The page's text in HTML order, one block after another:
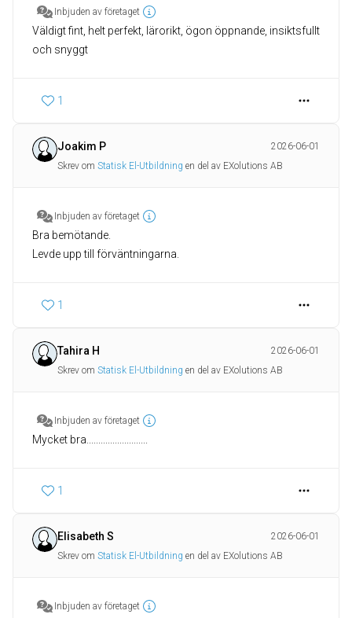
Inbjuden av företaget
Väldigt fint, helt perfekt, lärorikt, ögon öppnande, insiktsfullt
och snyggt
1
Joakim P
2026-06-01
Skrev om Statisk El-Utbildning en del av EXolutions AB
Inbjuden av företaget
Bra bemötande.
Levde upp till förväntningarna.
1
Tahira H
2026-06-01
Skrev om Statisk El-Utbildning en del av EXolutions AB
Inbjuden av företaget
Mycket bra..........................
1
Elisabeth S
2026-06-01
Skrev om Statisk El-Utbildning en del av EXolutions AB
Inbjuden av företaget